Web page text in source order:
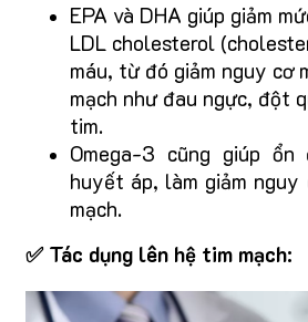
EPA và DHA giúp giảm
LDL cholesterol
máu, từ đó giảm nguy cơ
mạch như đau ngực, đột
tim.
Omega-3 cũng giúp
huyết áp, làm giảm
mạch.
✅ Tác dụng lên hệ tim mạch: